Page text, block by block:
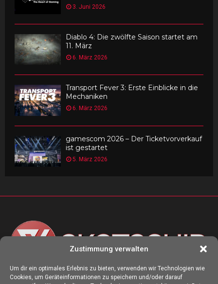
Zustimmung verwalten
Um dir ein optimales Erlebnis zu bieten, verwenden wir Technologien wie
Cookies, um Geräteinformationen zu speichern und/oder darauf
3. Juni 2026
Diablo 4: Die zwölfte Saison startet am
11. März
6. März 2026
Transport Fever 3: Erste Einblicke in die
Mechaniken
6. März 2026
gamescom 2026 – Der Ticketvorverkauf
ist gestartet
5. März 2026